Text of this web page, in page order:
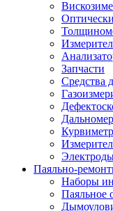
Запчасти
Средства
Паяльно-
Наборы
Паяльное